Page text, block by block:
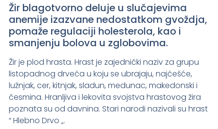
Žir blagotvorno deluje u slučajevima
anemije izazvane nedostatkom gvoždja,
pomaže regulaciji holesterola, kao i
smanjenju bolova u zglobovima.
Žir je plod hrasta. Hrast je zajednički naziv za grupu
listopadnog drveća u koju se ubrajaju, najćešće,
lužnjak, cer, kitnjak, sladun, medunac, makedonski i
česmina. Hranljiva i lekovita svojstva hrastovog žira
poznata su od davnina. Stari narodi nazivali su hrast
“ Hlebno Drvo „.